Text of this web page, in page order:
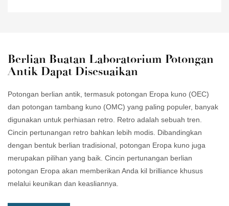
Berlian Buatan Laboratorium Potongan
Antik Dapat Disesuaikan
Potongan berlian antik, termasuk potongan Eropa kuno (OEC)
dan potongan tambang kuno (OMC) yang paling populer, banyak
digunakan untuk perhiasan retro. Retro adalah sebuah tren.
Cincin pertunangan retro bahkan lebih modis. Dibandingkan
dengan bentuk berlian tradisional, potongan Eropa kuno juga
merupakan pilihan yang baik. Cincin pertunangan berlian
potongan Eropa akan memberikan Anda kil brilliance khusus
melalui keunikan dan keasliannya.